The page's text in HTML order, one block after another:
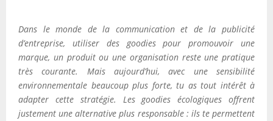
Dans le monde de la communication et de la publicité
d’entreprise, utiliser des goodies pour promouvoir une
marque, un produit ou une organisation reste une pratique
très courante. Mais aujourd’hui, avec une sensibilité
environnementale beaucoup plus forte, tu as tout intérêt à
adapter cette stratégie. Les goodies écologiques offrent
justement une alternative plus responsable : ils te permettent